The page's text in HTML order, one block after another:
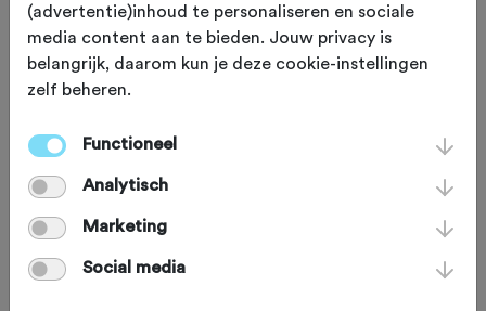
Bart Brentjens viert 25-
jarig jubileum als
Olympisch
mountainbikekampioen
Het is precies 25 jaar geleden dat Bart
(advertentie)inhoud te personaliseren en sociale
media content aan te bieden. Jouw privacy is
belangrijk, daarom kun je deze cookie-instellingen
zelf beheren.
Functioneel
Analytisch
Marketing
Social media